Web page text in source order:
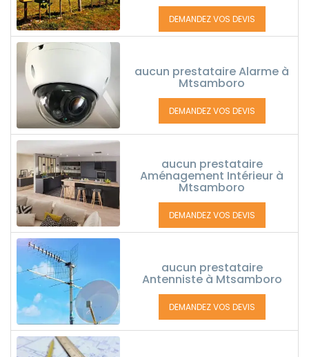
DEMANDEZ VOS DEVIS
aucun prestataire Alarme à
Mtsamboro
DEMANDEZ VOS DEVIS
aucun prestataire
Aménagement Intérieur à
Mtsamboro
DEMANDEZ VOS DEVIS
aucun prestataire
Antenniste à Mtsamboro
DEMANDEZ VOS DEVIS